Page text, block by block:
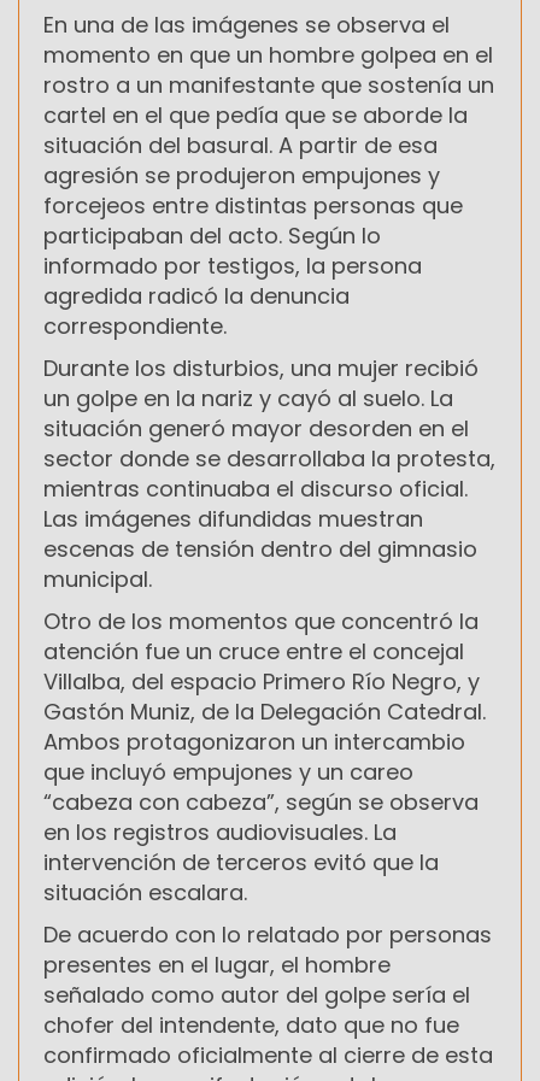
En una de las imágenes se observa el
momento en que un hombre golpea en el
rostro a un manifestante que sostenía un
cartel en el que pedía que se aborde la
situación del basural. A partir de esa
agresión se produjeron empujones y
forcejeos entre distintas personas que
participaban del acto. Según lo
informado por testigos, la persona
agredida radicó la denuncia
correspondiente.
Durante los disturbios, una mujer recibió
un golpe en la nariz y cayó al suelo. La
situación generó mayor desorden en el
sector donde se desarrollaba la protesta,
mientras continuaba el discurso oficial.
Las imágenes difundidas muestran
escenas de tensión dentro del gimnasio
municipal.
Otro de los momentos que concentró la
atención fue un cruce entre el concejal
Villalba, del espacio Primero Río Negro, y
Gastón Muniz, de la Delegación Catedral.
Ambos protagonizaron un intercambio
que incluyó empujones y un careo
“cabeza con cabeza”, según se observa
en los registros audiovisuales. La
intervención de terceros evitó que la
situación escalara.
De acuerdo con lo relatado por personas
presentes en el lugar, el hombre
señalado como autor del golpe sería el
chofer del intendente, dato que no fue
confirmado oficialmente al cierre de esta